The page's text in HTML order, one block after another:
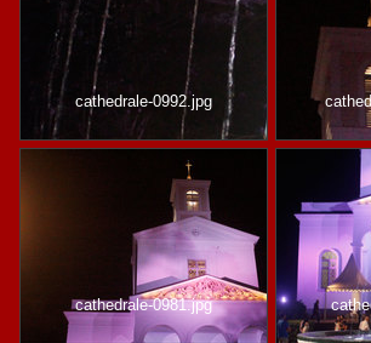
cathedrale-0992.jpg
cathedrale-0981.jpg